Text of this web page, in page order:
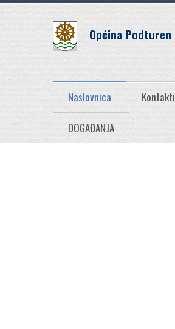
Općina Podturen
Naslovnica Kontakti
DOGAĐANJA